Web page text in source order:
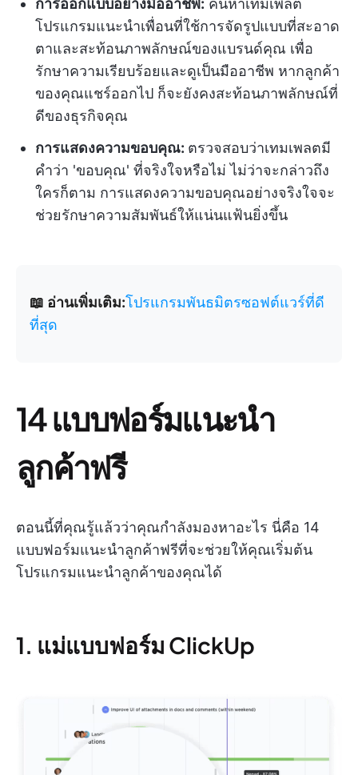
การออกแบบอย่างมืออาชีพ: ค้นหาเทมเพลต
โปรแกรมแนะนำเพื่อนที่ใช้การจัดรูปแบบที่สะอาด
ตาและสะท้อนภาพลักษณ์ของแบรนด์คุณ เพื่อ
รักษาความเรียบร้อยและดูเป็นมืออาชีพ หากลูกค้า
ของคุณแชร์ออกไป ก็จะยังคงสะท้อนภาพลักษณ์ที่
ดีของธุรกิจคุณ
การแสดงความขอบคุณ: ตรวจสอบว่าเทมเพลตมี
คำว่า 'ขอบคุณ' ที่จริงใจหรือไม่ ไม่ว่าจะกล่าวถึง
ใครก็ตาม การแสดงความขอบคุณอย่างจริงใจจะ
ช่วยรักษาความสัมพันธ์ให้แน่นแฟ้นยิ่งขึ้น
📖 อ่านเพิ่มเติม:โปรแกรมพันธมิตรซอฟต์แวร์ที่ดี
ที่สุด
14 แบบฟอร์มแนะนำ
ลูกค้าฟรี
ตอนนี้ที่คุณรู้แล้วว่าคุณกำลังมองหาอะไร นี่คือ 14
แบบฟอร์มแนะนำลูกค้าฟรีที่จะช่วยให้คุณเริ่มต้น
โปรแกรมแนะนำลูกค้าของคุณได้
1. แม่แบบฟอร์ม ClickUp